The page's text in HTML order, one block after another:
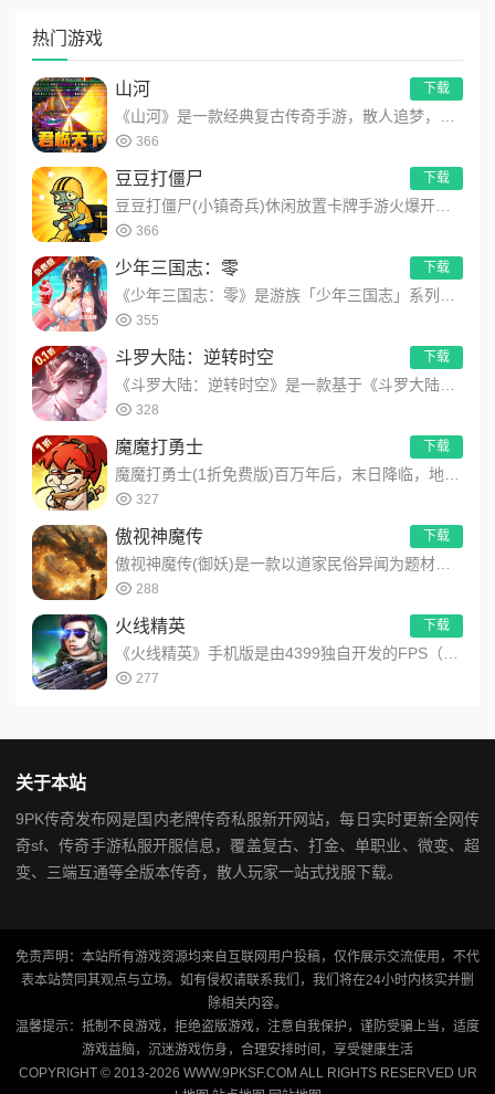
热门游戏
山河
366
下载
豆豆打僵尸
366
下载
少年三国志：零
355
下载
斗罗大陆：逆转时空
328
下载
魔魔打勇士
327
下载
傲视神魔传
288
下载
火线精英
277
下载
关于本站
9PK传奇发布网是国内老牌传奇私服新开网站，每日实时更新全网传
奇sf、传奇手游私服开服信息，覆盖复古、打金、单职业、微变、超
变、三端互通等全版本传奇，散人玩家一站式找服下载。
免责声明：本站所有游戏资源均来自互联网用户投稿，仅作展示交流使用，不代
表本站赞同其观点与立场。如有侵权请联系我们，我们将在24小时内核实并删
除相关内容。
温馨提示：抵制不良游戏，拒绝盗版游戏，注意自我保护，谨防受骗上当，适度
游戏益脑，沉迷游戏伤身，合理安排时间，享受健康生活
COPYRIGHT © 2013-2026 WWW.9PKSF.COM ALL RIGHTS RESERVED UR